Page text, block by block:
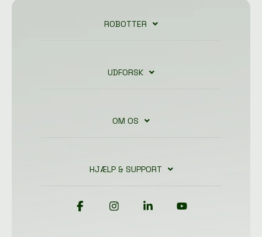
ROBOTTER
UDFORSK
OM OS
HJÆLP & SUPPORT
Facebook Instagram Linkedin